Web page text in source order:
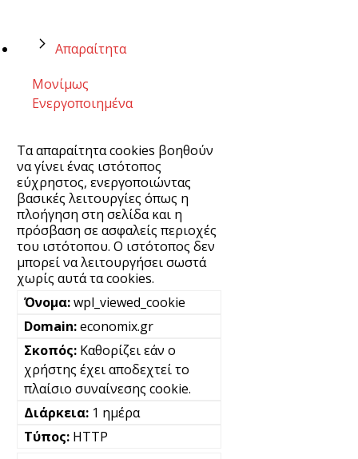
Απαραίτητα
Μονίμως
Ενεργοποιημένα
Τα απαραίτητα cookies βοηθούν
να γίνει ένας ιστότοπος
εύχρηστος, ενεργοποιώντας
βασικές λειτουργίες όπως η
πλοήγηση στη σελίδα και η
πρόσβαση σε ασφαλείς περιοχές
του ιστότοπου. Ο ιστότοπος δεν
μπορεί να λειτουργήσει σωστά
χωρίς αυτά τα cookies.
wpl_viewed_cookie
economix.gr
Καθορίζει εάν ο
χρήστης έχει αποδεχτεί το
πλαίσιο συναίνεσης cookie.
1 ημέρα
HTTP